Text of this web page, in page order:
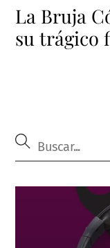
La Bruja
su trágico